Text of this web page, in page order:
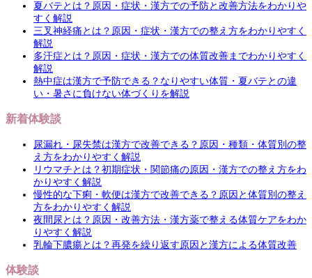
夏バテとは？原因・症状・漢方での予防と改善方法をわかりや
すく解説
三叉神経痛とは？原因・症状・漢方での整え方をわかりやすく
解説
多汗症とは？原因・症状・漢方での体質改善までわかりやすく
解説
熱中症は漢方で予防できる？なりやすい体質・夏バテとの違
い・暑さに負けない体づくりを解説
新着体験談
尿漏れ・尿失禁は漢方で改善できる？原因・種類・体質別の整
え方をわかりやすく解説
リウマチとは？初期症状・関節痛の原因・漢方での整え方をわ
かりやすく解説
慢性的な下痢・軟便は漢方で改善できる？原因と体質別の整え
方をわかりやすく解説
夜間尿とは？原因・改善方法・漢方薬で整える体質ケアをわか
りやすく解説
乳輪下膿瘍とは？再発を繰り返す原因と漢方による体質改善
体験談